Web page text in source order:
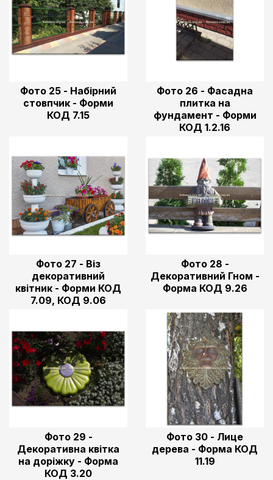
Фото 25 - Набірний
стовпчик - Форми
КОД 7.15
Фото 26 - Фасадна
плитка на
фундамент - Форми
КОД 1.2.16
Фото 27 - Віз
декоративний
квітник - Форми КОД
7.09, КОД 9.06
Фото 28 -
Декоративний Гном -
Форма КОД 9.26
Фото 29 -
Декоративна квітка
на доріжку - Форма
КОД 3.20
Фото 30 - Лице
дерева - Форма КОД
11.19